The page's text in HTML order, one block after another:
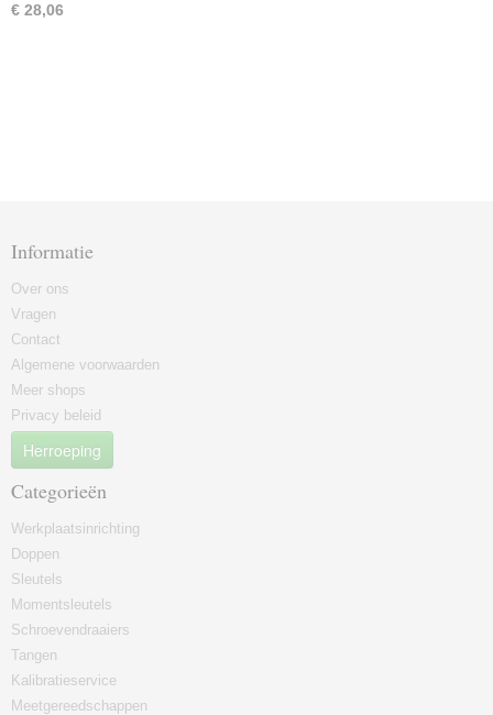
€ 28,06
Informatie
Over ons
Vragen
Contact
Algemene voorwaarden
Meer shops
Privacy beleid
Herroeping
Categorieën
Werkplaatsinrichting
Doppen
Sleutels
Momentsleutels
Schroevendraaiers
Tangen
Kalibratieservice
Meetgereedschappen